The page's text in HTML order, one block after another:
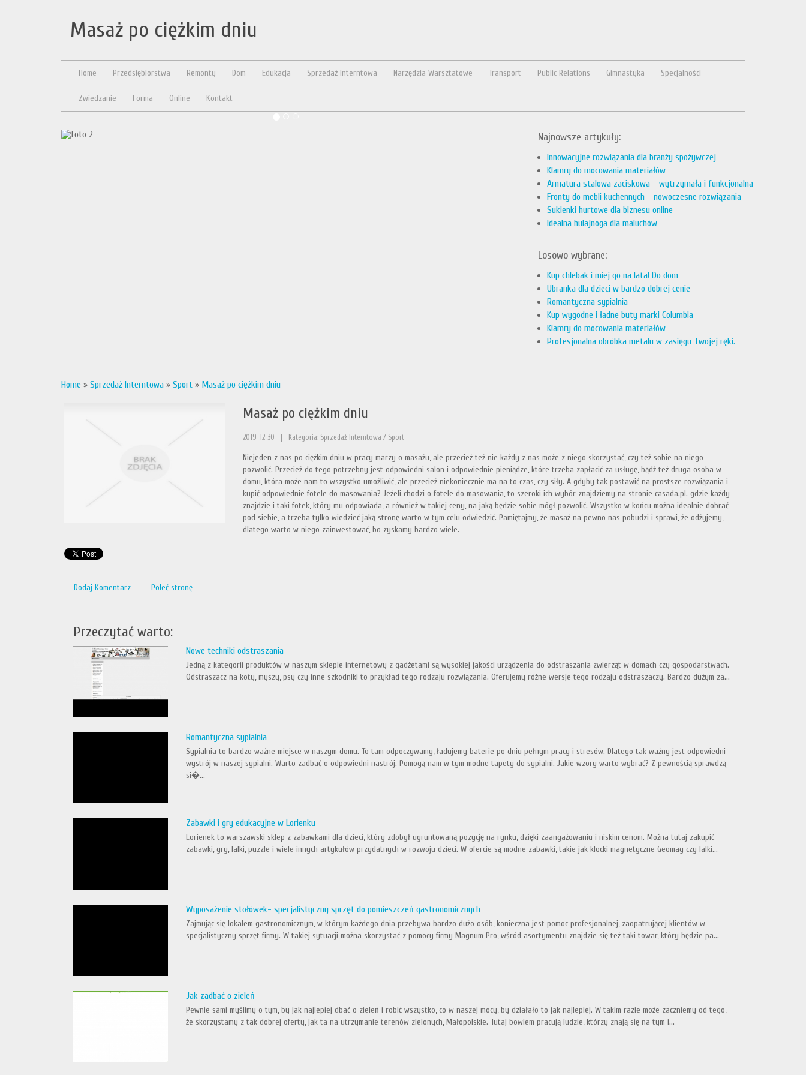
Masaż po ciężkim dniu
Home Przedsiębiorstwa Remonty Dom Edukacja Sprzedaż Interntowa Narzędzia Warsztatowe Transport Public Relations Gimnastyka Specjalności
Zwiedzanie Forma Online Kontakt
Najnowsze artykuły:
Innowacyjne rozwiązania dla branży spożywczej
Klamry do mocowania materiałów
Armatura stalowa zaciskowa - wytrzymała i funkcjonalna
Fronty do mebli kuchennych - nowoczesne rozwiązania
Sukienki hurtowe dla biznesu online
Idealna hulajnoga dla maluchów
Losowo wybrane:
Kup chlebak i miej go na lata! Do dom
Ubranka dla dzieci w bardzo dobrej cenie
Romantyczna sypialnia
Kup wygodne i ładne buty marki Columbia
Klamry do mocowania materiałów
Profesjonalna obróbka metalu w zasięgu Twojej ręki.
Home » Sprzedaż Interntowa » Sport » Masaż po ciężkim dniu
Masaż po ciężkim dniu
2019-12-30 Kategoria: Sprzedaż Interntowa / Sport
Niejeden z nas po ciężkim dniu w pracy marzy o masażu, ale przecież też nie każdy z nas może z niego skorzystać, czy też sobie na niego
pozwolić. Przecież do tego potrzebny jest odpowiedni salon i odpowiednie pieniądze, które trzeba zapłacić za usługę, bądź też druga osoba w
domu, która może nam to wszystko umożliwić, ale przecież niekoniecznie ma na to czas, czy siły. A gdyby tak postawić na prostsze rozwiązania i
kupić odpowiednie fotele do masowania? Jeżeli chodzi o fotele do masowania, to szeroki ich wybór znajdziemy na stronie casada.pl. gdzie każdy
znajdzie i taki fotek, który mu odpowiada, a również w takiej ceny, na jaką będzie sobie mógł pozwolić. Wszystko w końcu można idealnie dobrać
pod siebie, a trzeba tylko wiedzieć jaką stronę warto w tym celu odwiedzić. Pamiętajmy, że masaż na pewno nas pobudzi i sprawi, że odżyjemy,
dlatego warto w niego zainwestować, bo zyskamy bardzo wiele.
Dodaj Komentarz Poleć stronę
Przeczytać warto:
Nowe techniki odstraszania
Jedną z kategorii produktów w naszym sklepie internetowy z gadżetami są wysokiej jakości urządzenia do odstraszania zwierząt w domach czy gospodarstwach.
Odstraszacz na koty, myszy, psy czy inne szkodniki to przykład tego rodzaju rozwiązania. Oferujemy różne wersje tego rodzaju odstraszaczy. Bardzo dużym za...
Romantyczna sypialnia
Sypialnia to bardzo ważne miejsce w naszym domu. To tam odpoczywamy, ładujemy baterie po dniu pełnym pracy i stresów. Dlatego tak ważny jest odpowiedni
wystrój w naszej sypialni. Warto zadbać o odpowiedni nastrój. Pomogą nam w tym modne tapety do sypialni. Jakie wzory warto wybrać? Z pewnością sprawdzą
si�...
Zabawki i gry edukacyjne w Lorienku
Lorienek to warszawski sklep z zabawkami dla dzieci, który zdobył ugruntowaną pozycję na rynku, dzięki zaangażowaniu i niskim cenom. Można tutaj zakupić
zabawki, gry, lalki, puzzle i wiele innych artykułów przydatnych w rozwoju dzieci. W ofercie są modne zabawki, takie jak klocki magnetyczne Geomag czy lalki...
Wyposażenie stołówek- specjalistyczny sprzęt do pomieszczeń gastronomicznych
Zajmując się lokalem gastronomicznym, w którym każdego dnia przebywa bardzo dużo osób, konieczna jest pomoc profesjonalnej, zaopatrującej klientów w
specjalistyczny sprzęt firmy. W takiej sytuacji można skorzystać z pomocy firmy Magnum Pro, wśród asortymentu znajdzie się też taki towar, który będzie pa...
Jak zadbać o zieleń
Pewnie sami myślimy o tym, by jak najlepiej dbać o zieleń i robić wszystko, co w naszej mocy, by działało to jak najlepiej. W takim razie może zaczniemy od tego,
że skorzystamy z tak dobrej oferty, jak ta na utrzymanie terenów zielonych, Małopolskie. Tutaj bowiem pracują ludzie, którzy znają się na tym i...